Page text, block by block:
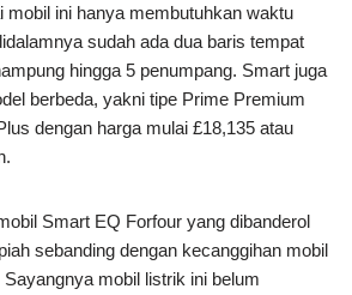
mobil ini hanya membutuhkan waktu
sudah ada dua baris tempat
hingga 5 penumpang. Smart juga
berbeda, yakni tipe Prime Premium
dengan harga mulai £18,135 atau
Smart EQ Forfour yang dibanderol
sebanding dengan kecanggihan mobil
mobil listrik ini belum